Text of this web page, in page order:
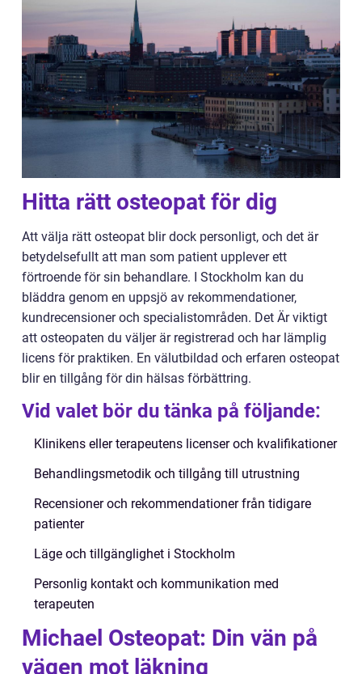
Hitta rätt osteopat för dig
Att välja rätt osteopat blir dock personligt, och det är
betydelsefullt att man som patient upplever ett
förtroende för sin behandlare. I Stockholm kan du
bläddra genom en uppsjö av rekommendationer,
kundrecensioner och specialistområden. Det Är viktigt
att osteopaten du väljer är registrerad och har lämplig
licens för praktiken. En välutbildad och erfaren osteopat
blir en tillgång för din hälsas förbättring.
Vid valet bör du tänka på följande:
Klinikens eller terapeutens licenser och kvalifikationer
Behandlingsmetodik och tillgång till utrustning
Recensioner och rekommendationer från tidigare
patienter
Läge och tillgänglighet i Stockholm
Personlig kontakt och kommunikation med
terapeuten
Michael Osteopat: Din vän på
vägen mot läkning